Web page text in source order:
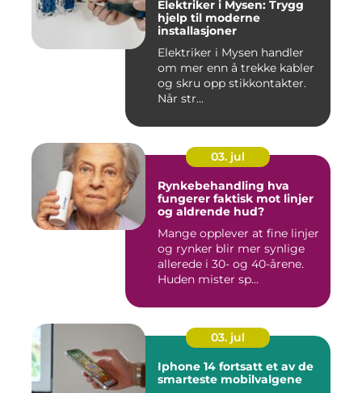
Elektriker i Mysen: Trygg
hjelp til moderne
installasjoner
Elektriker i Mysen handler
om mer enn å trekke kabler
og skru opp stikkontakter.
Når str...
03. jul
Rynkebehandling hva
fungerer faktisk mot linjer
og aldrende hud?
Mange opplever at fine linjer
og rynker blir mer synlige
allerede i 30- og 40-årene.
Huden mister sp...
03. jul
Iphone 14 fortsatt et av de
smarteste mobilvalgene